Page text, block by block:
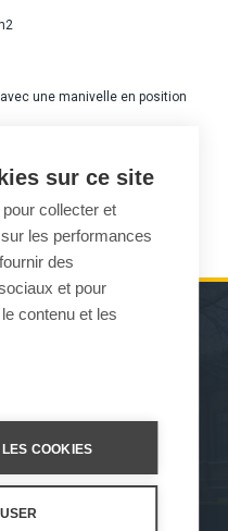
une manivelle en position
de remplissage du réservoir.
PROPOS DE NOUS
Conditions d'utilisation
sur ce site
collecter et
les performances
des
et pour
contenu et les
COOKIES